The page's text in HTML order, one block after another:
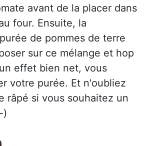
avant de la placer dans
four. Ensuite, la
de pommes de terre
sur ce mélange et hop
effet bien net, vous
votre purée. Et n'oubliez
râpé si vous souhaitez un
)